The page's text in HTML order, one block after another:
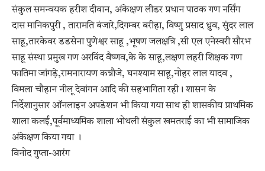
संकुल समन्वयक हरीश दीवान, अंकेक्षण लीडर प्रधान पाठक गण नर्सिंग
दास मानिकपुरी , तारामति बंजारे,दिगम्बर बरीहा, विष्णु प्रसाद ध्रुव, सुंदर लाल
साहू,तारकेवर डडसेना पुणेश्वर साहू ,भूषण जलक्षत्रि ,सी एल एनेस्वरी सौरभ
साहू संस्था प्रमुख गण अरविंद वैष्णव,के के साहू,लक्षण लहरी शिक्षक गण
फातिमा जांगड़े,रामनारायण कन्नौजे, घनश्याम साहू,नोहर लाल यादव ,
विमला चौहान नीलू देवांगन आदि की सहभागिता रही। शासन के
निर्देशानुसार ऑनलाइन अपडेशन भी किया गया साथ ही शासकीय प्राथमिक
शाला कलई,पूर्वमाध्यमिक शाला भोथली संकुल खमतराई का भी सामाजिक
अंकेक्षण किया गया ।
विनोद गुप्ता-आरंग